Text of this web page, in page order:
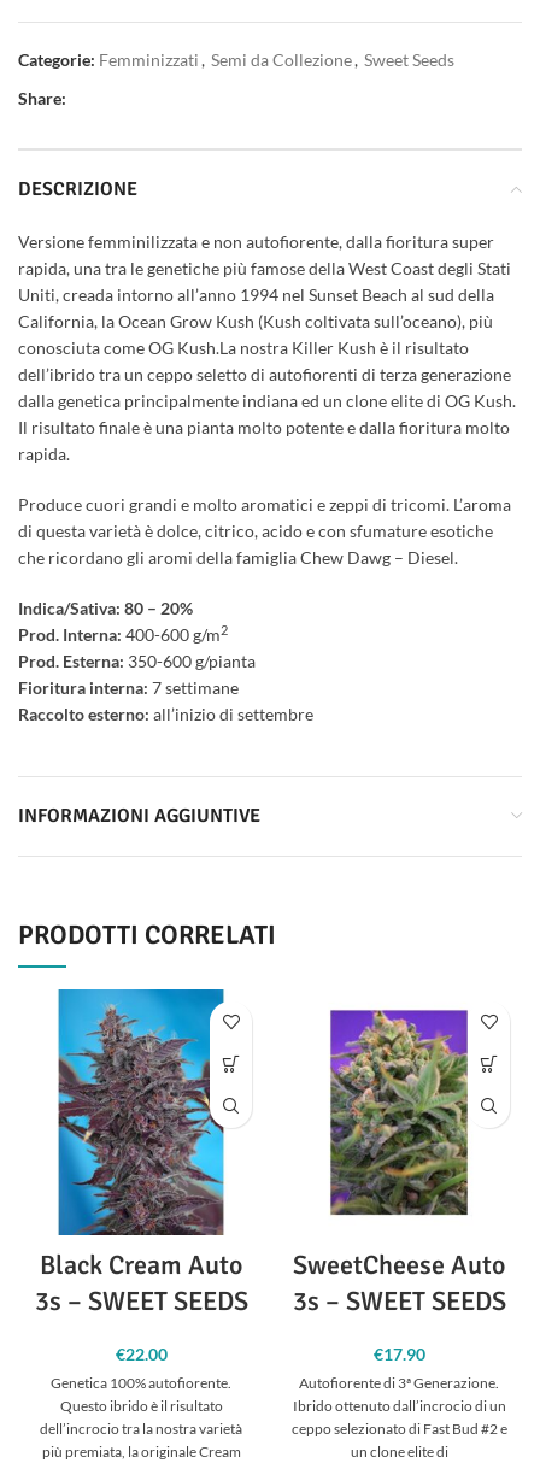
Categorie: Femminizzati, Semi da Collezione, Sweet Seeds
Share:
DESCRIZIONE
Versione femminilizzata e non autofiorente, dalla fioritura super
rapida, una tra le genetiche più famose della West Coast degli Stati
Uniti, creada intorno all’anno 1994 nel Sunset Beach al sud della
California, la Ocean Grow Kush (Kush coltivata sull’oceano), più
conosciuta come OG Kush.La nostra Killer Kush è il risultato
dell’ibrido tra un ceppo seletto di autofiorenti di terza generazione
dalla genetica principalmente indiana ed un clone elite di OG Kush.
Il risultato finale è una pianta molto potente e dalla fioritura molto
rapida.
Produce cuori grandi e molto aromatici e zeppi di tricomi. L’aroma
di questa varietà è dolce, citrico, acido e con sfumature esotiche
che ricordano gli aromi della famiglia Chew Dawg – Diesel.
Indica/Sativa: 80 – 20%
Prod. Interna: 400-600 g/m2
Prod. Esterna: 350-600 g/pianta
Fioritura interna: 7 settimane
Raccolto esterno: all’inizio di settembre
INFORMAZIONI AGGIUNTIVE
PRODOTTI CORRELATI
Black Cream Auto
3s – SWEET SEEDS
€22.00
Genetica 100% autofiorente.
Questo ibrido è il risultato
dell’incrocio tra la nostra varietà
più premiata, la originale Cream
SweetCheese Auto
3s – SWEET SEEDS
€17.90
Autofiorente di 3ª Generazione.
Ibrido ottenuto dall’incrocio di un
ceppo selezionato di Fast Bud #2 e
un clone elite di